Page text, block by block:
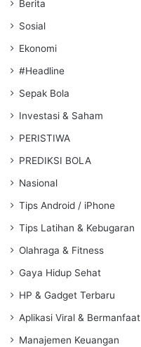
Berita
Sosial
Ekonomi
#Headline
Sepak Bola
Investasi & Saham
PERISTIWA
PREDIKSI BOLA
Nasional
Tips Android / iPhone
Tips Latihan & Kebugaran
Olahraga & Fitness
Gaya Hidup Sehat
HP & Gadget Terbaru
Aplikasi Viral & Bermanfaat
Manajemen Keuangan